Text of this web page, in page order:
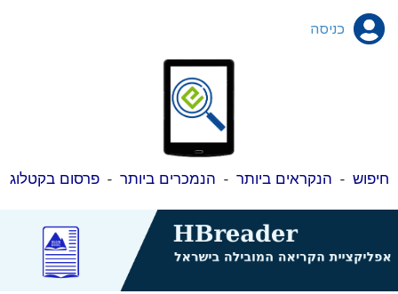
כניסה
חיפוש - הנקראים ביותר - הנמכרים ביותר -פרסום בקטלוג